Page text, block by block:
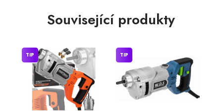
Související produkty
TIP TIP